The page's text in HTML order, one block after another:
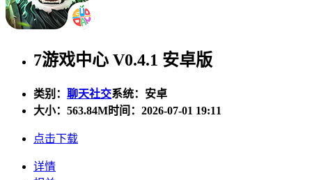
7游戏中心 V0.4.1 安卓版
类别： 聊天社交系统：安卓
大小： 563.84M时间：2026-07-01 19:11
点击下载
详情